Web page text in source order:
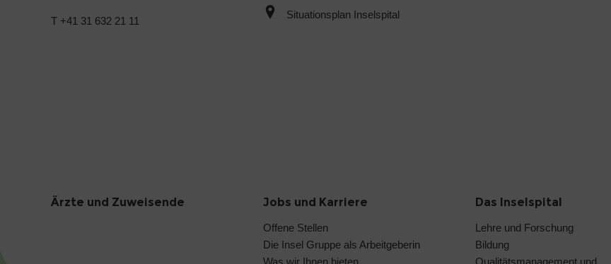
T +41 31 632 21 11
Situationsplan Inselspital
Ärzte und Zuweisende Jobs und Karriere
Offene Stellen
Die Insel Gruppe als Arbeitgeberin
Das Inselspital
Lehre und Forschung
Bildung